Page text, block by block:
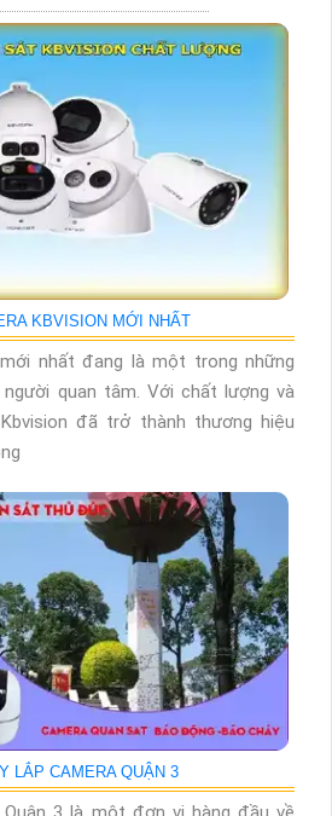
KBVISION MỚI NHẤT
mới nhất đang là một trong những
quan tâm. Với chất lượng và
đã trở thành thương hiệu
LẮP CAMERA QUẬN 3